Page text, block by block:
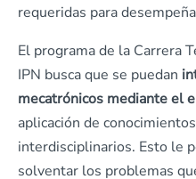
requeridas para
El programa de la Carrera
IPN busca que se puedan
mecatrónicos mediante el
aplicación de
interdisciplinarios. Esto le
solventar los problemas